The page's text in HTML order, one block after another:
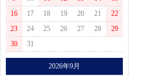
富士通
CASIO
NEC
IBM
日立
富士通
16
17 18 19 20 21
22
23
24 25 26 27 28
29
30
31
2026年9月